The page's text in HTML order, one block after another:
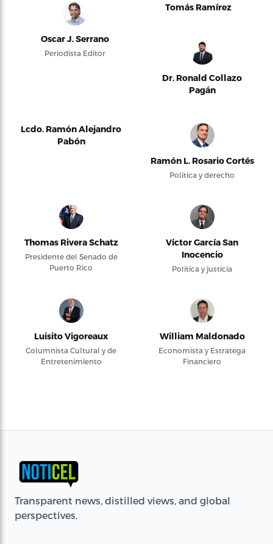
Oscar J. Serrano
Periodista Editor
Tomás Ramírez
Dr. Ronald Collazo
Pagán
Lcdo. Ramón Alejandro
Pabón
Ramón L. Rosario Cortés
Política y derecho
Thomas Rivera Schatz
Presidente del Senado de
Puerto Rico
Víctor García San
Inocencio
Política y justicia
Luisito Vigoreaux
Columnista Cultural y de
Entretenimiento
William Maldonado
Economista y Estratega
Financiero
Transparent news, distilled views, and global
perspectives.